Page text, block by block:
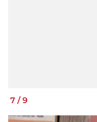
7 /9